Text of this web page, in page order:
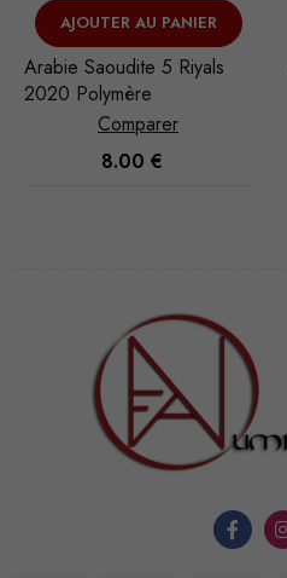
AJOUTER AU PANIER
Arabie Saoudite 5 Riyals
2020 Polymère
Comparer
8.00 €